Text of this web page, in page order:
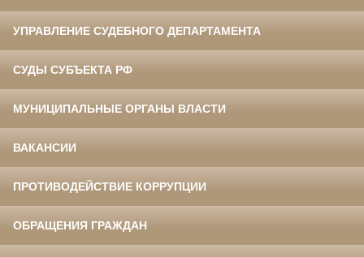
УПРАВЛЕНИЕ СУДЕБНОГО ДЕПАРТАМЕНТА
СУДЫ СУБЪЕКТА РФ
МУНИЦИПАЛЬНЫЕ ОРГАНЫ ВЛАСТИ
ВАКАНСИИ
ПРОТИВОДЕЙСТВИЕ КОРРУПЦИИ
ОБРАЩЕНИЯ ГРАЖДАН